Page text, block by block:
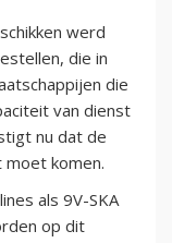
werd
die in
die
van dienst
nu dat de
komen.
als 9V-SKA
op dit